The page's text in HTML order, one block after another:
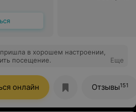
в хорошем настроении,
посещение.
Еще
онлайн Отзывы151